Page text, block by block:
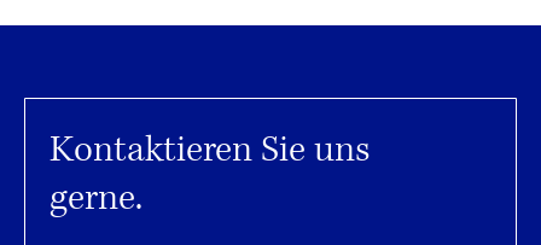
Kontaktieren Sie uns
gerne.